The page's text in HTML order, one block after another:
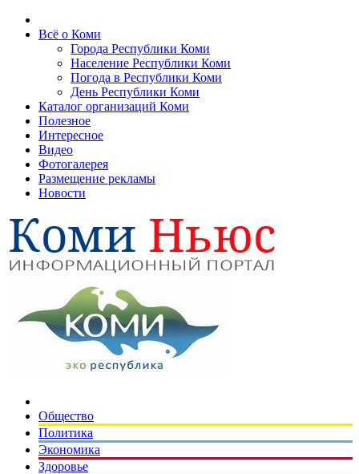
Всё о Коми
Города Республики Коми
Население Республики Коми
Погода в Республики Коми
День Республики Коми
Каталог организаций Коми
Полезное
Интересное
Видео
Фотогалерея
Размещение рекламы
Новости
Общество
Политика
Экономика
Здоровье